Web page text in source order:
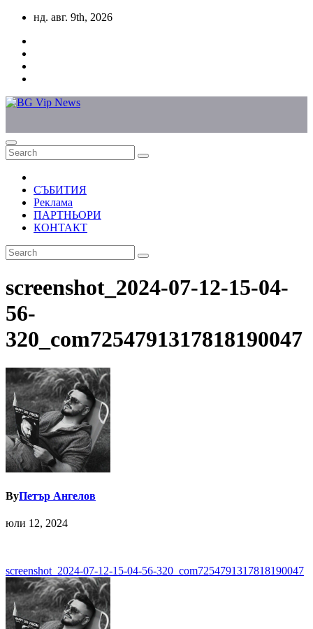
Skip
content
нд. авг. 9th, 2026
СЪБИТИЯ
Реклама
ПАРТНЬОРИ
КОНТАКТ
screenshot_2024-07-12-15-04-
56-
320_com7254791317818190047
ByПетър Ангелов
юли 12, 2024
Навигация
screenshot_2024-07-12-15-04-56-320_com7254791317818190047